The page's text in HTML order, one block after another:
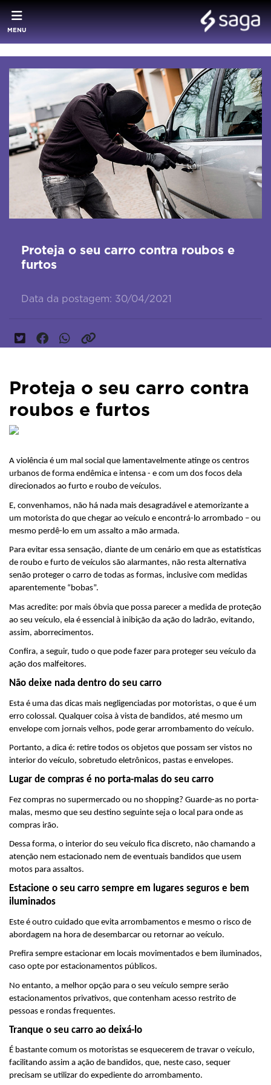
MENU
Proteja o seu carro contra roubos e
furtos
Data da postagem: 30/04/2021
Proteja o seu carro contra
roubos e furtos
A violência é um mal social que lamentavelmente atinge os centros
urbanos de forma endêmica e intensa - e com um dos focos dela
direcionados ao furto e roubo de veículos.
E, convenhamos, não há nada mais desagradável e atemorizante a
um motorista do que chegar ao veículo e encontrá-lo arrombado – ou
mesmo perdê-lo em um assalto a mão armada.
Para evitar essa sensação, diante de um cenário em que as estatísticas
de roubo e furto de veículos são alarmantes, não resta alternativa
senão proteger o carro de todas as formas, inclusive com medidas
aparentemente “bobas”.
Mas acredite: por mais óbvia que possa parecer a medida de proteção
ao seu veículo, ela é essencial à inibição da ação do ladrão, evitando,
assim, aborrecimentos.
Confira, a seguir, tudo o que pode fazer para proteger seu veículo da
ação dos malfeitores.
Não deixe nada dentro do seu carro
Esta é uma das dicas mais negligenciadas por motoristas, o que é um
erro colossal. Qualquer coisa à vista de bandidos, até mesmo um
envelope com jornais velhos, pode gerar arrombamento do veículo.
Portanto, a dica é: retire todos os objetos que possam ser vistos no
interior do veículo, sobretudo eletrônicos, pastas e envelopes.
Lugar de compras é no porta-malas do seu carro
Fez compras no supermercado ou no shopping? Guarde-as no porta-
malas, mesmo que seu destino seguinte seja o local para onde as
compras irão.
Dessa forma, o interior do seu veículo fica discreto, não chamando a
atenção nem estacionado nem de eventuais bandidos que usem
motos para assaltos.
Estacione o seu carro sempre em lugares seguros e bem
iluminados
Este é outro cuidado que evita arrombamentos e mesmo o risco de
abordagem na hora de desembarcar ou retornar ao veículo.
Prefira sempre estacionar em locais movimentados e bem iluminados,
caso opte por estacionamentos públicos.
No entanto, a melhor opção para o seu veículo sempre serão
estacionamentos privativos, que contenham acesso restrito de
pessoas e rondas frequentes.
Tranque o seu carro ao deixá-lo
É bastante comum os motoristas se esquecerem de travar o veículo,
facilitando assim a ação de bandidos, que, neste caso, sequer
precisam se utilizar do expediente do arrombamento.